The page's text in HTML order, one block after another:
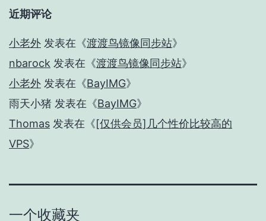
近期评论
小老外 发表在《渡渡鸟镜像同步站》
nbarock 发表在《渡渡鸟镜像同步站》
小老外 发表在《BayIMG》
雨天小猪 发表在《BayIMG》
Thomas 发表在《[仅供会员]几个性价比较高的
VPS》
一个收藏夹